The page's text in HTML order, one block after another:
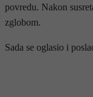
povredu. Nakon
zglobom.
Sada se oglasio i